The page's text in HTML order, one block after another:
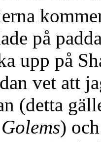
på
upp på
vet att
(detta
)